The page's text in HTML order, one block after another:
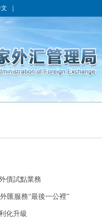
債試點業務
匯服務“最後一公裡”
化升級